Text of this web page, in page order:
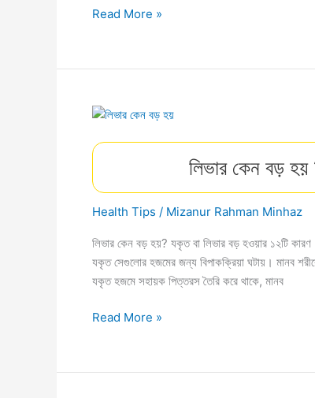
পারস্য
মুসলিমদের
বিজয়
পারস্যে
(রা)-
খিলাফত।
Read More »
লিভার কেন বড় হয়
Health Tips / Mizanur Rahman Minhaz
লিভার কেন বড় হয়? যকৃত বা লিভার বড় হওয়ার ১২টি
যকৃত সেগুলোর হজমের জন্য বিপাকক্রিয়া ঘটায়। মানব
যকৃত হজমে সহায়ক পিত্তরস তৈরি করে থাকে, মানব
লিভার
হয়
Read More »